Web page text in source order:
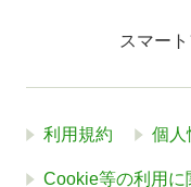
スマー
利用規約 個人
Cookie等の利用に